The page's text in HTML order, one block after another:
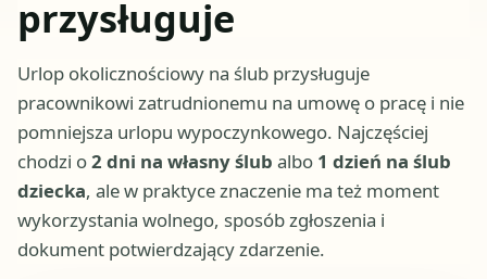
przysługuje
Urlop okolicznościowy na ślub przysługuje
pracownikowi zatrudnionemu na umowę o pracę i nie
pomniejsza urlopu wypoczynkowego. Najczęściej
chodzi o2 dni na własny ślub albo 1 dzień na ślub
dziecka, ale w praktyce znaczenie ma też moment
wykorzystania wolnego, sposób zgłoszenia i
dokument potwierdzający zdarzenie.